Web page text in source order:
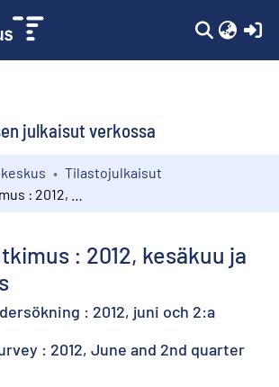
julkaisut verkossa
Tilastojulkaisut
: 2012, kesäkuu ja
: 2012, juni och 2:a
: 2012, June and 2nd quarter